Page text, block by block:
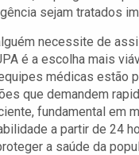
sejam tratados
necessite de
é a escolha mais
médicas estão
que demandem
fundamental em
a partir de 24
a saúde da